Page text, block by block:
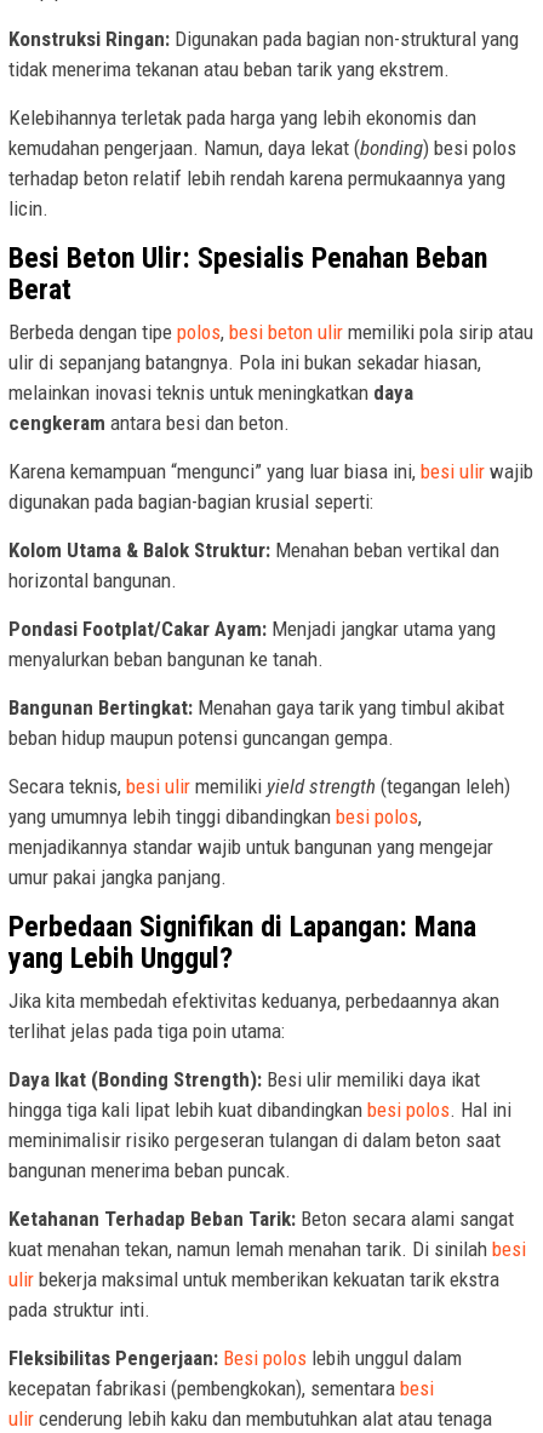
Konstruksi Ringan: Digunakan pada bagian non-struktural yang
tidak menerima tekanan atau beban tarik yang ekstrem.
Kelebihannya terletak pada harga yang lebih ekonomis dan
kemudahan pengerjaan. Namun, daya lekat (bonding) besi polos
terhadap beton relatif lebih rendah karena permukaannya yang
licin.
Besi Beton Ulir: Spesialis Penahan Beban
Berat
Berbeda dengan tipe polos, besi beton ulir memiliki pola sirip atau
ulir di sepanjang batangnya. Pola ini bukan sekadar hiasan,
melainkan inovasi teknis untuk meningkatkan daya
cengkeram antara besi dan beton.
Karena kemampuan “mengunci” yang luar biasa ini, besi ulir wajib
digunakan pada bagian-bagian krusial seperti:
Kolom Utama & Balok Struktur: Menahan beban vertikal dan
horizontal bangunan.
Pondasi Footplat/Cakar Ayam: Menjadi jangkar utama yang
menyalurkan beban bangunan ke tanah.
Bangunan Bertingkat: Menahan gaya tarik yang timbul akibat
beban hidup maupun potensi guncangan gempa.
Secara teknis, besi ulir memiliki yield strength (tegangan leleh)
yang umumnya lebih tinggi dibandingkan besi polos,
menjadikannya standar wajib untuk bangunan yang mengejar
umur pakai jangka panjang.
Perbedaan Signifikan di Lapangan: Mana
yang Lebih Unggul?
Jika kita membedah efektivitas keduanya, perbedaannya akan
terlihat jelas pada tiga poin utama:
Daya Ikat (Bonding Strength): Besi ulir memiliki daya ikat
hingga tiga kali lipat lebih kuat dibandingkan besi polos. Hal ini
meminimalisir risiko pergeseran tulangan di dalam beton saat
bangunan menerima beban puncak.
Ketahanan Terhadap Beban Tarik: Beton secara alami sangat
kuat menahan tekan, namun lemah menahan tarik. Di sinilah besi
ulir bekerja maksimal untuk memberikan kekuatan tarik ekstra
pada struktur inti.
Fleksibilitas Pengerjaan: Besi polos lebih unggul dalam
kecepatan fabrikasi (pembengkokan), sementara besi
ulir cenderung lebih kaku dan membutuhkan alat atau tenaga